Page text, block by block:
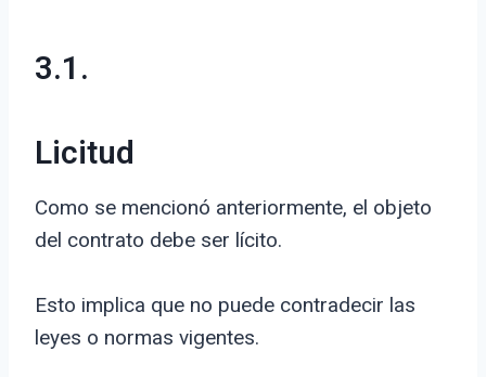
3.1.
Licitud
Como se mencionó anteriormente, el objeto
del contrato debe ser lícito.
Esto implica que no puede contradecir las
leyes o normas vigentes.